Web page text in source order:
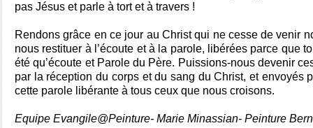
pas Jésus et parle à tort et à travers !
Rendons grâce en ce jour au Christ qui ne cesse de venir
nous restituer à l’écoute et à la parole, libérées parce que
été qu’écoute et Parole du Père. Puissions-nous devenir
par la réception du corps et du sang du Christ, et envoyés
cette parole libérante à tous ceux que nous croisons.
Equipe Evangile@Peinture- Marie Minassian- Peinture